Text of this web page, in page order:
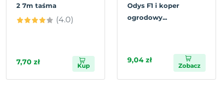
2 7m taśma
(4.0)
7,70 zł Kup
Odys F1 i koper
ogrodowy...
9,04 zł
Zobacz